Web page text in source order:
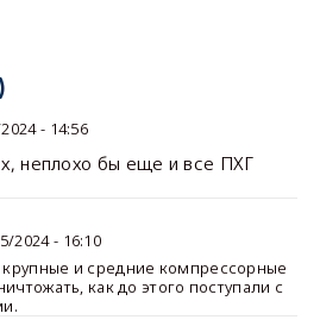
- 14:56
неплохо бы еще и все ПХГ
2024 - 16:10
и средние компрессорные
как до этого поступали с